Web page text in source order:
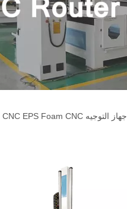
جهاز التوجيه CNC EPS Foam CNC